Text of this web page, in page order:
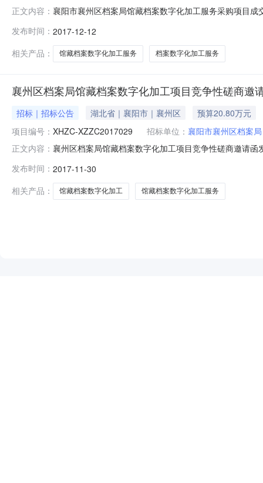
正文内容： 襄阳市襄州区档案局馆藏档案数字化加工服务采购项目
求，湖北信和智诚招标代理有限公司受襄阳市襄州区档
招标的评审结果公告
发布时间： 2017-12-12
相关产品：
馆藏档案数字化加工服务 档案数字化加工服务
襄州区档案局馆藏档案数字化加工项目竞争性磋商邀
招标｜招标公告 湖北省｜襄阳市｜襄州区
预算20.80万元
项目编号： XHZC-XZZC2017029 招标单位： 襄阳市襄州区档案局
正文内容： 襄州区档案局馆藏档案数字化加工项目竞争性磋商邀请
有限公司受襄阳市襄州区档案局委托，就馆藏档案数字
发布时间： 2017-11-30
相关产品：
馆藏档案数字化加工 馆藏档案数字化加工服务